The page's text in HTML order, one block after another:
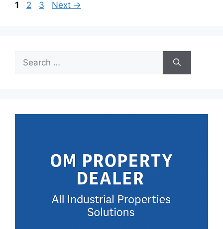
Page
1 Page
2 Page
3 Next →
for: